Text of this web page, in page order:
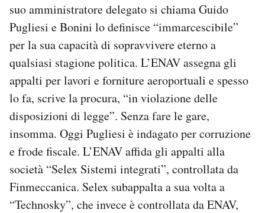
suo amministratore delegato si chiama Guido
Pugliesi e Bonini lo definisce “immarcescibile”
per la sua capacità di sopravvivere eterno a
qualsiasi stagione politica. L’ENAV assegna gli
appalti per lavori e forniture aeroportuali e spesso
lo fa, scrive la procura, “in violazione delle
disposizioni di legge”. Senza fare le gare,
insomma. Oggi Pugliesi è indagato per corruzione
e frode fiscale. L’ENAV affida gli appalti alla
società “Selex Sistemi integrati”, controllata da
Finmeccanica. Selex subappalta a sua volta a
“Technosky”, che invece è controllata da ENAV,